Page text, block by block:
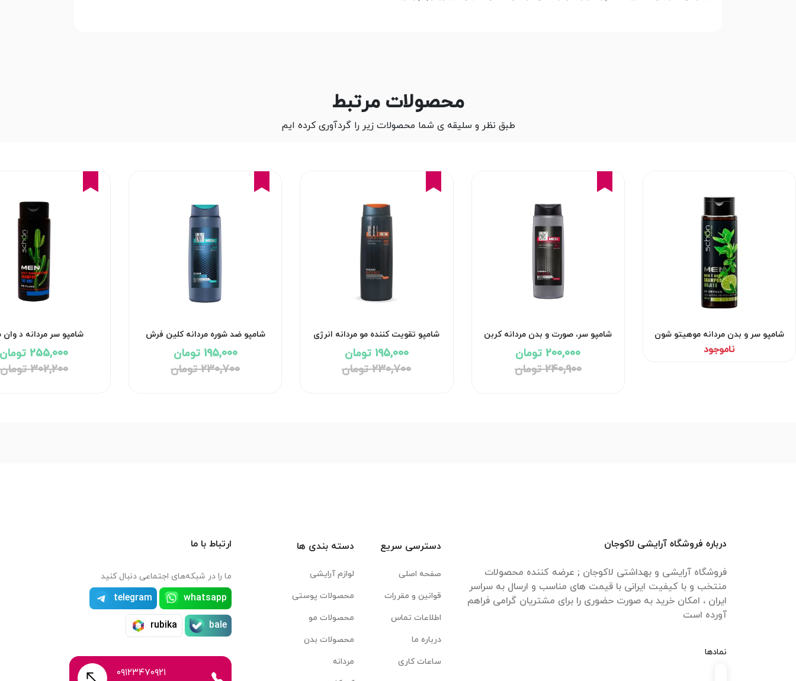
محصولات مرتبط
طبق نظر و سلیقه ی شما محصولات زیر را گردآوری کرده ایم
شامپو سر و بدن مردانه موهیتو شون
ناموجود
شامپو سر، صورت و بدن مردانه کربن
200,000 تومان
240,900 تومان
شامپو تقویت کننده مو مردانه انرژی
195,000 تومان
230,700 تومان
شامپو ضد شوره مردانه کلین فرش
Clean Fresh مای
195,000 تومان
230,700 تومان
شامپو سر مردانه د وان شون
255,000 تومان
302,200 تومان
درباره فروشگاه آرایشی لاکوجان
فروشگاه آرایشی و بهداشتی لاکوجان ; عرضه کننده محصولات
منتخب و با کیفیت ایرانی با قیمت های مناسب و ارسال به سراسر
ایران ، امکان خرید به صورت حضوری را برای مشتریان گرامی فراهم
آورده است
نمادها
دسترسی سریع
صفحه اصلی
قوانین و مقررات
اطلاعات تماس
درباره ما
ساعات کاری
دسته بندی ها
لوازم آرایشی
محصولات پوستی
محصولات مو
محصولات بدن
مردانه
ارتباط با ما
ما را در شبکه‌های اجتماعی دنبال کنید
whatsapp
telegram
bale
rubika
۰۹۱۲۳۴۷۰۹۲۱